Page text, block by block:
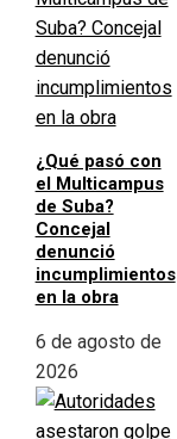
¿Qué pasó con
el Multicampus
de Suba?
Concejal
denunció
incumplimientos
en la obra
6 de agosto de
2026